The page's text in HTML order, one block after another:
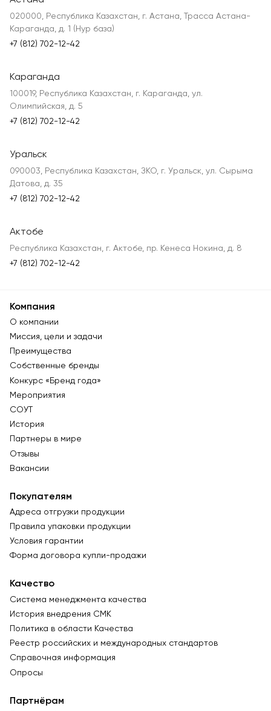
020000, Республика Казахстан, г. Астана, Трасса Астана-
Караганда, д. 1 (Нур база)
+7 (812) 702-12-42
Караганда
100019, Республика Казахстан, г. Караганда, ул.
Олимпийская, д. 5
+7 (812) 702-12-42
Уральск
090003, Республика Казахстан, ЗКО, г. Уральск, ул. Сырыма
Датова, д. 35
+7 (812) 702-12-42
Актобе
Республика Казахстан, г. Актобе, пр. Кенеса Нокина, д. 8
+7 (812) 702-12-42
Компания
О компании
Миссия, цели и задачи
Преимущества
Собственные бренды
Конкурс «Бренд года»
Мероприятия
СОУТ
История
Партнеры в мире
Отзывы
Вакансии
Покупателям
Адреса отгрузки продукции
Правила упаковки продукции
Условия гарантии
Форма договора купли-продажи
Качество
Система менеджмента качества
История внедрения СМК
Политика в области Качества
Реестр российских и международных стандартов
Справочная информация
Опросы
Партнёрам